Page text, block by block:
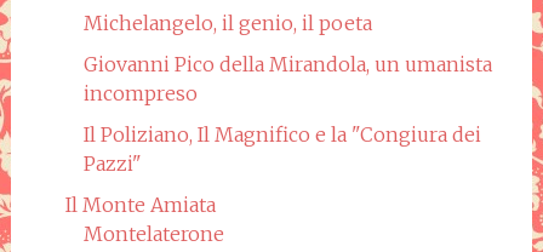
Michelangelo, il genio, il poeta
Giovanni Pico della Mirandola, un umanista
incompreso
Il Poliziano, Il Magnifico e la "Congiura dei
Pazzi"
Il Monte Amiata
Montelaterone